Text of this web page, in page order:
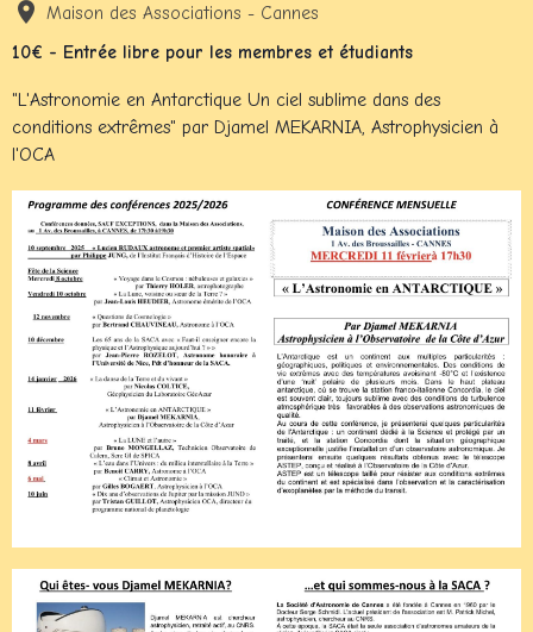
Maison des Associations - Cannes
10€ - Entrée libre pour les membres et étudiants
"L'Astronomie en Antarctique Un ciel sublime dans des
conditions extrêmes" par Djamel MEKARNIA, Astrophysicien à
l'OCA